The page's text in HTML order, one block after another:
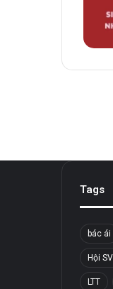
Tags
bác ái
Hội
LTT